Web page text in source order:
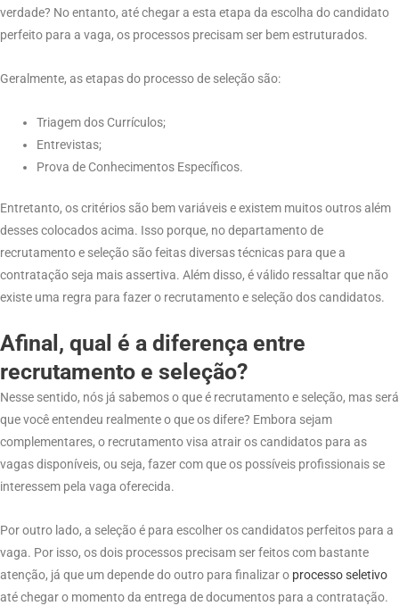
verdade? No entanto, até chegar a esta etapa da escolha do candidato
perfeito para a vaga, os processos precisam ser bem estruturados.
Geralmente, as etapas do processo de seleção são:
Triagem dos Currículos;
Entrevistas;
Prova de Conhecimentos Específicos.
Entretanto, os critérios são bem variáveis e existem muitos outros além
desses colocados acima. Isso porque, no departamento de
recrutamento e seleção são feitas diversas técnicas para que a
contratação seja mais assertiva. Além disso, é válido ressaltar que não
existe uma regra para fazer o recrutamento e seleção dos candidatos.
Afinal, qual é a diferença entre
recrutamento e seleção?
Nesse sentido, nós já sabemos o que é recrutamento e seleção, mas será
que você entendeu realmente o que os difere? Embora sejam
complementares, o recrutamento visa atrair os candidatos para as
vagas disponíveis, ou seja, fazer com que os possíveis profissionais se
interessem pela vaga oferecida.
Por outro lado, a seleção é para escolher os candidatos perfeitos para a
vaga. Por isso, os dois processos precisam ser feitos com bastante
atenção, já que um depende do outro para finalizar o processoseletivo
até chegar o momento da entrega de documentos para a contratação.